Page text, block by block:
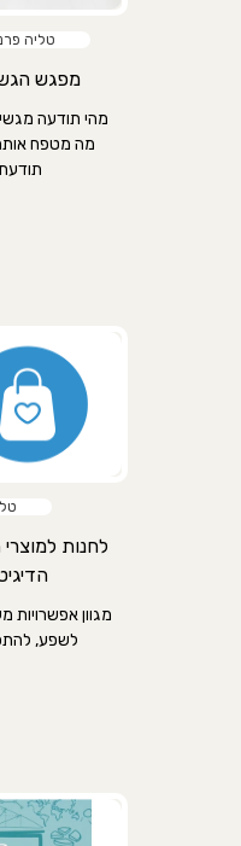
טליה
מפגש
מהי תודעה
מה מטפח
לחנות
מגוון אפשרויות
לשפע,